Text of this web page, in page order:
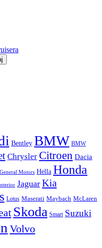
Bentley BMW BMW
Chrysler Citroen Dacia
General Motors Hella Honda
Jaguar Kia
Lotus Maserati Maybach McLaren
Skoda Smart Suzuki
Volvo